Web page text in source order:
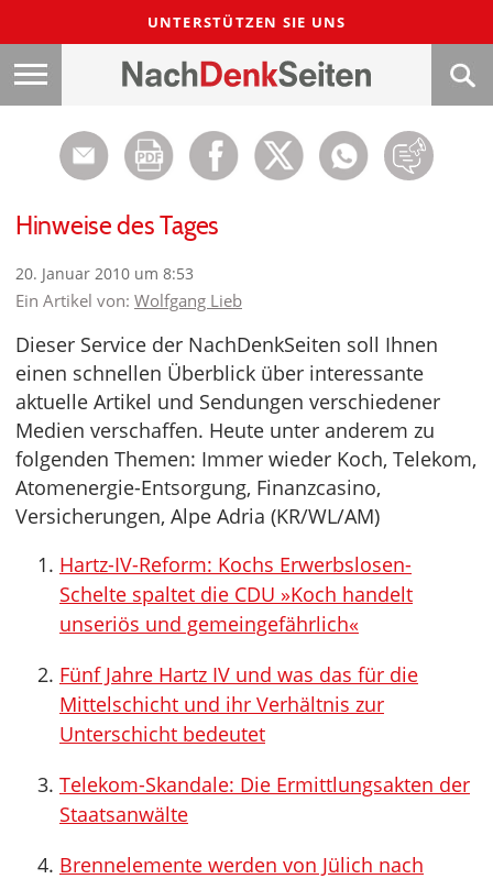
UNTERSTÜTZEN SIE UNS
Hinweise des Tages
20. Januar 2010 um 8:53
Ein Artikel von: Wolfgang Lieb
Dieser Service der NachDenkSeiten soll Ihnen
einen schnellen Überblick über interessante
aktuelle Artikel und Sendungen verschiedener
Medien verschaffen. Heute unter anderem zu
folgenden Themen: Immer wieder Koch, Telekom,
Atomenergie-Entsorgung, Finanzcasino,
Versicherungen, Alpe Adria (KR/WL/AM)
Hartz-IV-Reform: Kochs Erwerbslosen-
Schelte spaltet die CDU »Koch handelt
unseriös und gemeingefährlich«
Fünf Jahre Hartz IV und was das für die
Mittelschicht und ihr Verhältnis zur
Unterschicht bedeutet
Telekom-Skandale: Die Ermittlungsakten der
Staatsanwälte
Brennelemente werden von Jülich nach